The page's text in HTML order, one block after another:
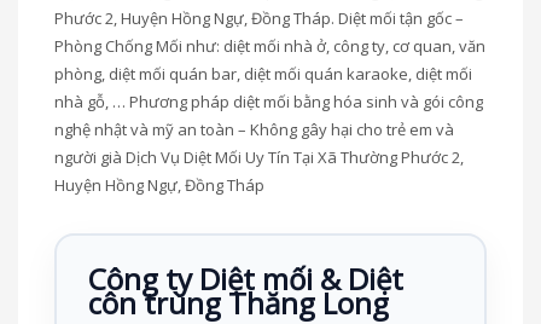
Phước 2, Huyện Hồng Ngự, Đồng Tháp. Diệt mối tận gốc –
Phòng Chống Mối như: diệt mối nhà ở, công ty, cơ quan, văn
phòng, diệt mối quán bar, diệt mối quán karaoke, diệt mối
nhà gỗ, … Phương pháp diệt mối bằng hóa sinh và gói công
nghệ nhật và mỹ an toàn – Không gây hại cho trẻ em và
người già Dịch Vụ Diệt Mối Uy Tín Tại Xã Thường Phước 2,
Huyện Hồng Ngự, Đồng Tháp
Công ty Diệt mối & Diệt
côn trùng Thăng Long